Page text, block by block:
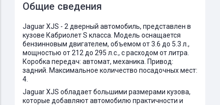
Общие сведения
Jaguar XJS - 2 дверный автомобиль, представлен в
кузове Кабриолет S класса. Модель оснащается
бензинновым двигателем, объемом от 3.6 до 5.3 л.,
мощностью от 212 до 295 л.с., с расходом от литра.
Коробка передач: автомат, механика. Привод:
задний. Максимальное количество посадочных мест:
4.
Jaguar XJS обладает большими размерами кузова,
которые добавляют автомобилю практичности и